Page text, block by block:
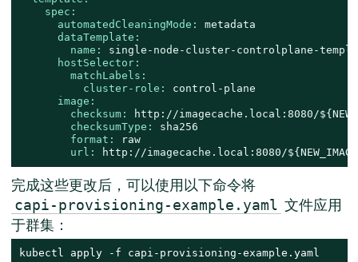
spec:
automatedCleaningMode:
metadata
dataTemplate:
name:
single-node-cluster-controlplane-
hostSelector:
matchLabels:
cluster-role:
control-plane
image:
checksum:
http://imagecache.local:8080/
checksumType:
sha256
format:
raw
url:
http://imagecache.local:8080/
完成这些更改后，可以使用以下命令将
capi-provisioning-example.yaml 文件应用
于群集：
kubectl apply -f capi-provisioning-example.yaml